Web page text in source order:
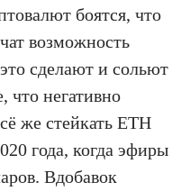
боятся, что
возможность
сделают и сольют
что негативно
же стейкать ETH
года, когда эфиры
Вдобавок